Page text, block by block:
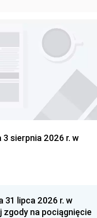
3 sierpnia 2026 r. w
31 lipca 2026 r. w
zgody na pociągnięcie